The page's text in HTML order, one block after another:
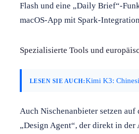
Flash und eine „Daily Brief“-
macOS-App mit Spark-
Spezialisierte Tools und
LESEN SIE AUCH:Kimi K3:
Auch Nischenanbieter setzen
„Design Agent“, der direkt in